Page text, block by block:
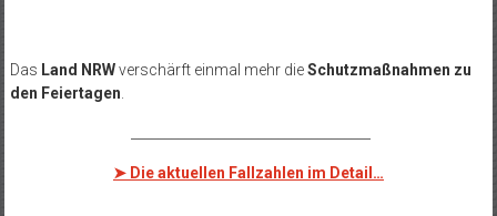
Das Land NRWverschärft einmal mehr dieSchutzmaßnahmen zu
den Feiertagen
➤ Die aktuellen Fallzahlen im Detail…